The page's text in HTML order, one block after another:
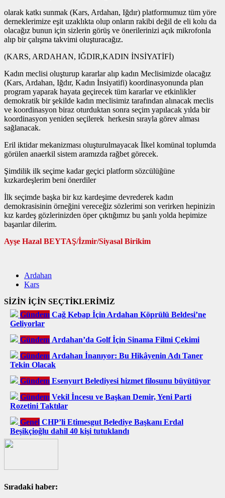
olarak katkı sunmak (Kars, Ardahan, Iğdır) platformumuz tüm yöre
derneklerimize eşit uzaklıkta olup onların rakibi değil de eli kolu da
olacağız bunun için sizlerin görüş ve önerilerinizi açık mikrofonla
alıp bir çalışma takvimi oluşturacağız.
(KARS, ARDAHAN, IĞDIR,KADIN İNSİYATİFİ)
Kadın meclisi oluşturup kararlar alıp kadın Meclisimizde olacağız
(Kars, Ardahan, Iğdır, Kadın İnsiyatifi) koordinasyonunda plan
program yaparak hayata geçirecek tüm kararlar ve etkinlikler
demokratik bir şekilde kadın meclisimiz tarafından alınacak meclis
ve koordinasyon biraz oturduktan sonra seçim yapılacak yılda bir
koordinasyon yeniden seçilerek herkesin sırayla görev alması
sağlanacak.
Eril iktidar mekanizması oluşturulmayacak İlkel komünal toplumda
görülen anaerkil sistem aramızda rağbet görecek.
Şimdilik ilk seçime kadar geçici platform sözcülüğüne
kızkardeşlerim beni önerdiler
İlk seçimde başka bir kız kardeşime devrederek kadın
demokrasisinin örneğini vereceğiz sözlerimi son verirken hepinizin
kız kardeş gözlerinizden öper çıktığımız bu şanlı yolda hepimize
başarılar dilerim.
Ayşe Hazal BEYTAŞ/İzmir/Siyasal Birikim
Ardahan
Kars
SİZİN İÇİN SEÇTİKLERİMİZ
Gündem Cağ Kebap İçin Ardahan Köprülü Beldesi’ne
Geliyorlar
Gündem Ardahan’da Golf İçin Sinama Filmi Çekimi
Gündem Ardahan İnanıyor: Bu Hikâyenin Adı Taner
Tekin Olacak
Gündem Esenyurt Belediyesi hizmet filosunu büyütüyor
Gündem Vekil İncesu ve Başkan Demir, Yeni Parti
Rozetini Taktılar
Genel CHP’li Etimesgut Belediye Başkanı Erdal
Beşikçioğlu dahil 40 kişi tutuklandı
Sıradaki haber: